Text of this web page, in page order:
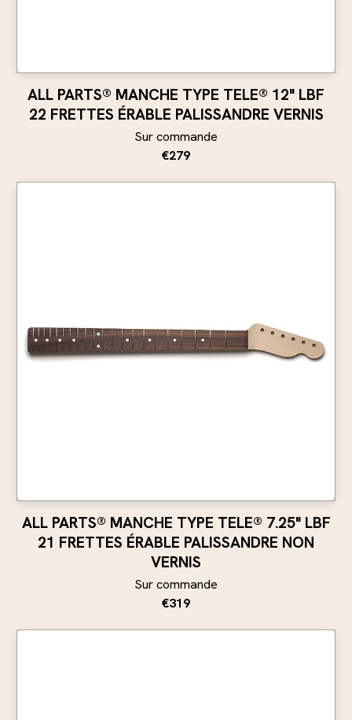
ALL PARTS® MANCHE TYPE TELE® 12" LBF
22 FRETTES ÉRABLE PALISSANDRE VERNIS
Sur commande
€279
ALL PARTS® MANCHE TYPE TELE® 7.25" LBF
21 FRETTES ÉRABLE PALISSANDRE NON
VERNIS
Sur commande
€319